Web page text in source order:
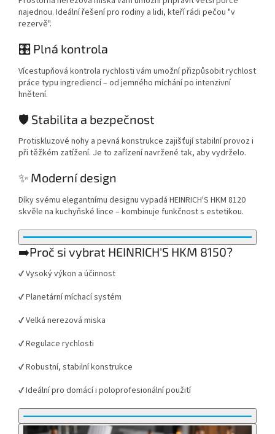
najednou. Ideální řešení pro rodiny a lidi, kteří rádi pečou "v
rezervě".
🎛️ Plná kontrola
Vícestupňová kontrola rychlosti vám umožní přizpůsobit rychlost
práce typu ingrediencí – od jemného míchání po intenzivní
hnětení.
🛡️ Stabilita a bezpečnost
Protiskluzové nohy a pevná konstrukce zajišťují stabilní provoz i
při těžkém zatížení. Je to zařízení navržené tak, aby vydrželo.
✨ Moderní design
Díky svému elegantnímu designu vypadá HEINRICH'S HKM 8120
skvěle na kuchyňské lince – kombinuje funkčnost s estetikou.
➡️Proč si vybrat HEINRICH'S HKM 8150?
✔ Vysoký výkon a účinnost
✔ Planetární míchací systém
✔ Velká nerezová miska
✔ Regulace rychlosti
✔ Robustní, stabilní konstrukce
✔ Ideální pro domácí i poloprofesionální použití